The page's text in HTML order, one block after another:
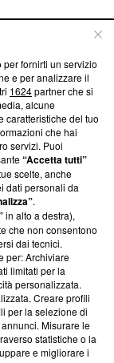
su Blasting
ci impegniamo a
aderenza a
non è
di farne
verifica di
fornirti un servizio
e per analizzare il
1624partner che si
alcune
caratteristiche del tuo
che hai
servizi. Puoi
“Accetta tutti”
scelte, anche
dati personali da
.
in alto a destra),
che non consentono
dai tecnici.
per: Archiviare
limitati per la
personalizzata.
Creare profili
per la selezione di
Misurare le
statistiche o la
e migliorare i